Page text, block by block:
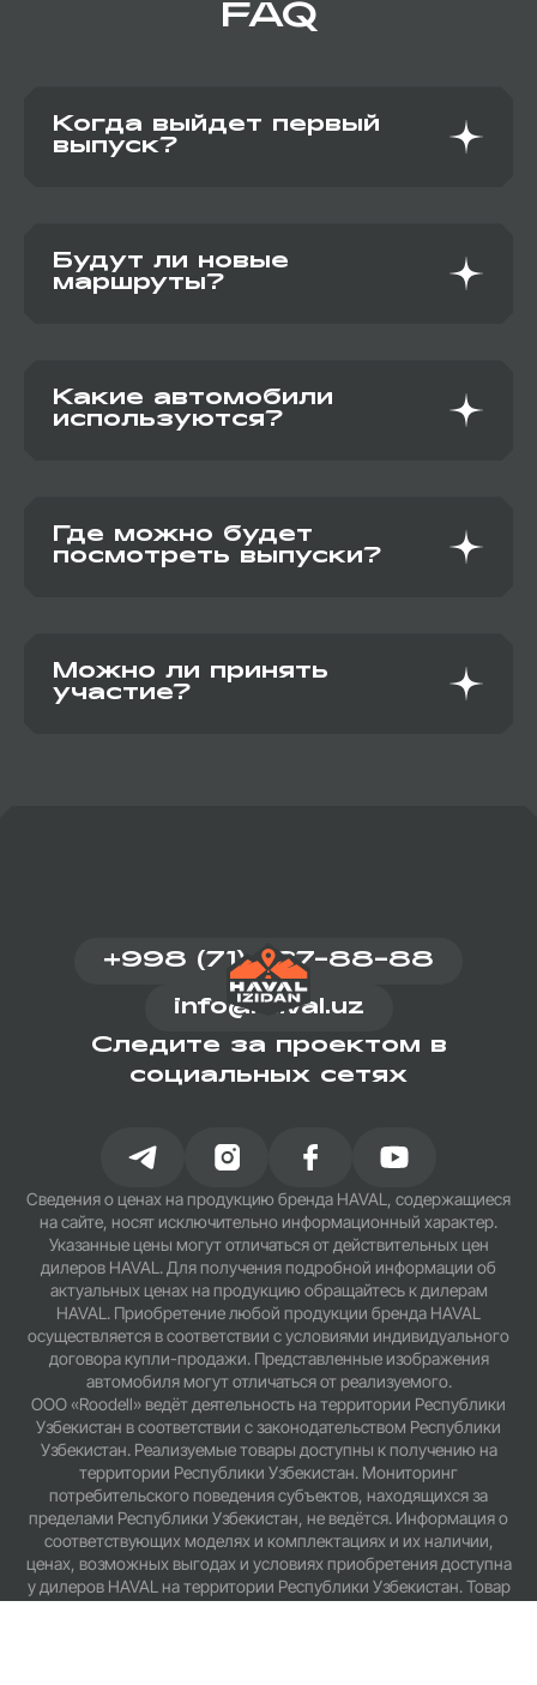
FAQ
Когда выйдет первый
выпуск?
Будут ли новые
маршруты?
Какие автомобили
используются?
Где можно будет
посмотреть выпуски?
Можно ли принять
участие?
+998 (71) 287-88-88
info@haval.uz
Следите за проектом в
социальных сетях
Сведения о ценах на продукцию бренда HAVAL, содержащиеся
на сайте, носят исключительно информационный характер.
Указанные цены могут отличаться от действительных цен
дилеров HAVAL. Для получения подробной информации об
актуальных ценах на продукцию обращайтесь к дилерам
HAVAL. Приобретение любой продукции бренда HAVAL
осуществляется в соответствии с условиями индивидуального
договора купли-продажи. Представленные изображения
автомобиля могут отличаться от реализуемого.
ООО «Roodell» ведёт деятельность на территории Республики
Узбекистан в соответствии с законодательством Республики
Узбекистан. Реализуемые товары доступны к получению на
территории Республики Узбекистан. Мониторинг
потребительского поведения субъектов, находящихся за
пределами Республики Узбекистан, не ведётся. Информация о
соответствующих моделях и комплектациях и их наличии,
ценах, возможных выгодах и условиях приобретения доступна
у дилеров HAVAL на территории Республики Узбекистан. Товар